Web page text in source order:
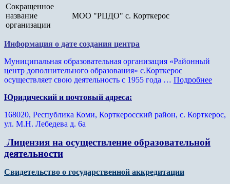
Сокращенное
название
организации
МОО "РЦДО" с. Корткерос
Информация о дате создания центра
Муниципальная образовательная организация «Районный
центр дополнительного образования» с.Корткерос
осуществляет свою деятельность с 1955 года … Подробнее
Юридический и почтовый адреса:
168020, Республика Коми, Корткеросский район, с. Корткерос,
ул. М.Н. Лебедева д. 6а
Лицензия на осуществление образовательной
деятельности
Свидетельство о государственной аккредитации